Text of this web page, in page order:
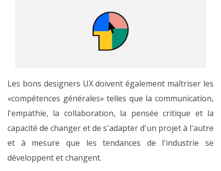
Les bons designers UX doivent également maîtriser les
«compétences générales» telles que la communication,
l'empathie, la collaboration, la pensée critique et la
capacité de changer et de s'adapter d'un projet à l'autre
et à mesure que les tendances de l'industrie se
développent et changent.